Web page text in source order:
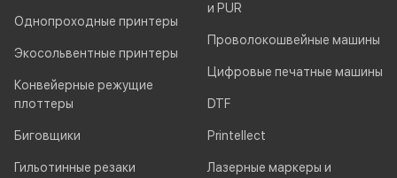
Однопроходные принтеры
Экосольвентные принтеры
Конвейерные режущие
плоттеры
Биговщики
Гильотинные резаки
и PUR
Проволокошвейные машины
Цифровые печатные машины
DTF
Printellect
Лазерные маркеры и